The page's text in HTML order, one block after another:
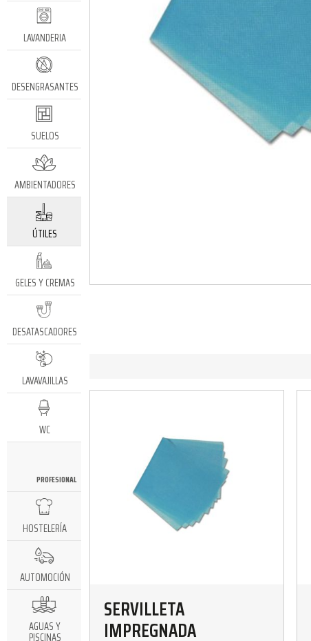
LAVANDERIA
DESENGRASANTES
SUELOS
AMBIENTADORES
ÚTILES
GELES Y CREMAS
DESATASCADORES
LAVAVAJILLAS
WC
PROFESIONAL
HOSTELERÍA
AUTOMOCIÓN
AGUAS Y
PISCINAS
SERVILLETA
IMPREGNADA